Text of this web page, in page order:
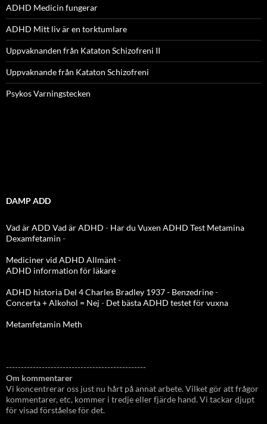
ADHD Medicin fungerar
ADHD Mitt liv är en torktumlare
Uppvaknanden från Kataton Schizofreni II
Uppvaknande från Kataton Schizofreni
Psykos Varningstecken
DAMP ADD
Vad är ADD Vad är ADHD - Har du Vuxen ADHD Test Metamina
Dexamfetamin -
Mediciner vid ADHD Allmänt-
ADHD information för läkare
ADHD historia Del 4 Charles Bradley 1937 - Benzedrine-
Concerta + Alkohol = Nej - Det bästa ADHD testet för vuxna
Metamfetamin Meth
-----------------------------------------------
Om kommentarer
Vi koncentrerar oss just nu hårt på annat arbete. Vilket gör att frågor
kommentarer, etc, kommer i tredje eller fjärde hand. Vi tackar djupt
för visad förståelse för det.